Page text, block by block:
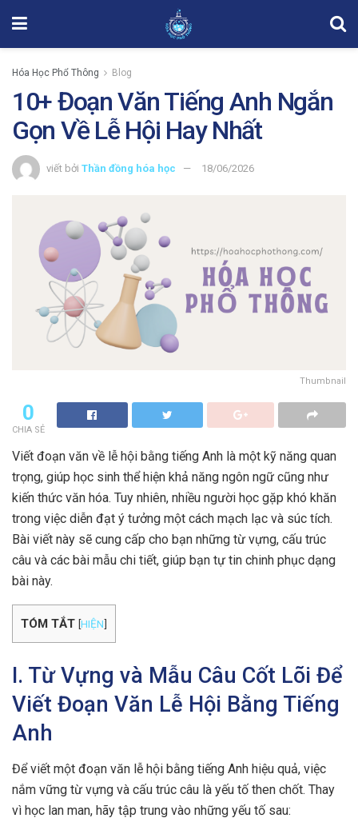
Hóa Học Phổ Thông Blog
10+ Đoạn Văn Tiếng Anh Ngắn
Gọn Về Lễ Hội Hay Nhất
viết bởi Thần đồng hóa học 18/06/2026
Thumbnail
0
CHIA SẺ
Viết đoạn văn về lễ hội bằng tiếng Anh là một kỹ năng quan
trọng, giúp học sinh thể hiện khả năng ngôn ngữ cũng như
kiến thức văn hóa. Tuy nhiên, nhiều người học gặp khó khăn
trong việc diễn đạt ý tưởng một cách mạch lạc và súc tích.
Bài viết này sẽ cung cấp cho bạn những từ vựng, cấu trúc
câu và các bài mẫu chi tiết, giúp bạn tự tin chinh phục dạng
bài này.
TÓM TẮT [HIỆN]
I. Từ Vựng và Mẫu Câu Cốt Lõi Để
Viết Đoạn Văn Lễ Hội Bằng Tiếng
Anh
Để viết một đoạn văn lễ hội bằng tiếng Anh hiệu quả, việc
nắm vững từ vựng và cấu trúc câu là yếu tố then chốt. Thay
vì học lan man, hãy tập trung vào những yếu tố sau: